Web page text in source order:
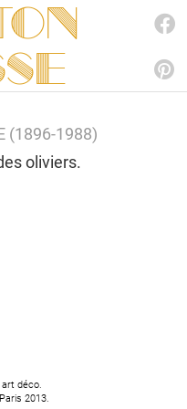
(1896-1988)
oliviers.
déco.
2013.
déco.
2013.